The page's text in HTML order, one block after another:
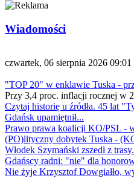
Wiadomości
czwartek, 06 sierpnia 2026 09:01
"TOP 20" w enklawie Tuska -
Przy 3,4 proc. inflacji rocznej w
Czytaj historię u źródła. 45 lat
Gdańsk upamiętnił...
Prawo prawa koalicji KO/PSL -
(PO)lityczny dobytek Tuska -
Włodek Szymański zszedł z
Gdańscy radni: "nie" dla
Nie żyje Krzysztof Dowgiałło,